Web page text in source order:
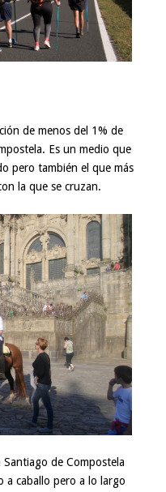
de menos del 1% de
Es un medio que
pero también el que más
la que se cruzan.
de Compostela
a caballo pero a lo largo